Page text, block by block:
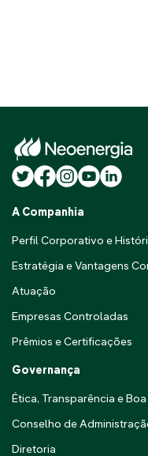
A Companhia
Perfil Corporativo e
Estratégia e Vantagens
Atuação
Empresas Controladas
Prêmios e Certificações
Governança
Ética, Transparência e
Conselho de
Diretoria